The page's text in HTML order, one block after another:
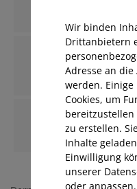
Wir binden
Drittanbietern
Adresse an
werden. Einige
Cookies, um
zu erstellen.
Inhalte
Einwilligung
unserer
oder anpassen.